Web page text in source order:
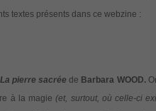
textes présents dans ce webzine :
La pierre sacrée de Barbara WOOD.
à la magie(et, surtout, où celle-ci